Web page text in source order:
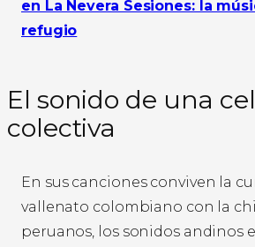
en La Nevera Sesiones: la
refugio
El sonido de una
colectiva
En sus canciones conviven la
vallenato colombiano con la
peruanos, los sonidos andinos